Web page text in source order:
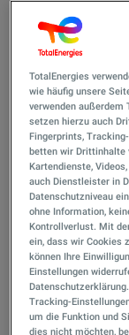
Je nach
Ist Ad-
teurer?
Viele
Laden die
trifft dies in
zunehmend
TotalEnergies
wie häufig unsere
verwenden
setzen hierzu auch
Fingerprints,
betten wir Drittinhalte
Kartendienste,
auch Dienstleister in
Datenschutzniveau
ohne Information,
Kontrollverlust. Mit
ein, dass wir Cookies
können Ihre
Einstellungen
Tracking-
um die Funktion und
dies nicht möchten,